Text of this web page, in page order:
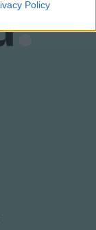
Policy